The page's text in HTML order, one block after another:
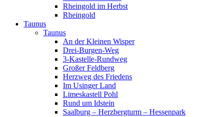
Rheingold im Herbst
Rheingold
Taunus
Taunus
An der Kleinen Wisper
Drei-Burgen-Weg
3-Kastelle-Rundweg
Großer Feldberg
Herzweg des Friedens
Im Usinger Land
Limeskastell Pohl
Rund um Idstein
Saalburg – Herzbergturm – Hessenpark